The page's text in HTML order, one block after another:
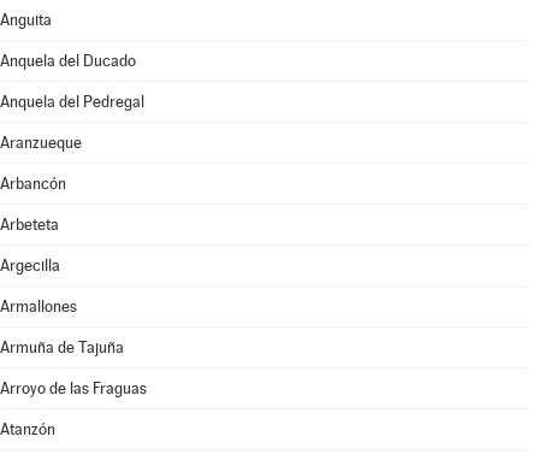
Anguita
Anquela del Ducado
Anquela del Pedregal
Aranzueque
Arbancón
Arbeteta
Argecilla
Armallones
Armuña de Tajuña
Arroyo de las Fraguas
Atanzón